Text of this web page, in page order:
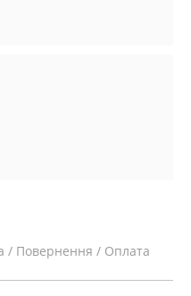
/ Повернення / Оплата